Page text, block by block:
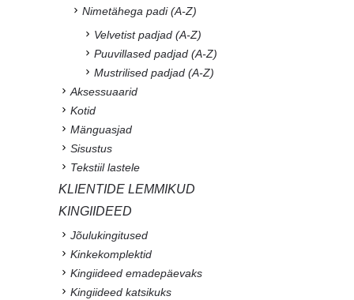
Nimetähega padi (A-Z)
Velvetist padjad (A-Z)
Puuvillased padjad (A-Z)
Mustrilised padjad (A-Z)
Aksessuaarid
Kotid
Mänguasjad
Sisustus
Tekstiil lastele
KLIENTIDE LEMMIKUD
KINGIIDEED
Jõulukingitused
Kinkekomplektid
Kingiideed emadepäevaks
Kingiideed katsikuks